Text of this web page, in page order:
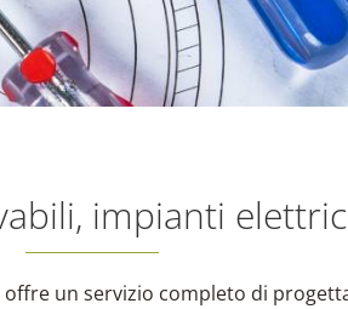
impianti
offre un servizio completo di